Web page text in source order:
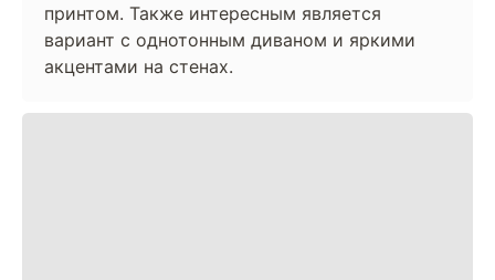
принтом. Также интересным является
вариант с однотонным диваном и яркими
акцентами на стенах.